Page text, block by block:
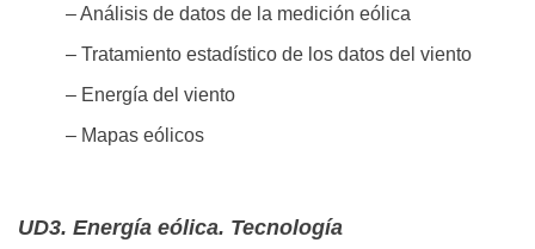
– Análisis de datos de la medición eólica
– Tratamiento estadístico de los datos del viento
– Energía del viento
– Mapas eólicos
UD3. Energía eólica. Tecnología